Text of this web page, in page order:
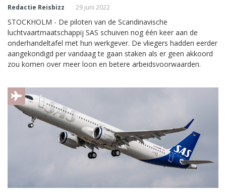
Redactie Reisbizz 29 juni 2022
STOCKHOLM - De piloten van de Scandinavische
luchtvaartmaatschappij SAS schuiven nog één keer aan de
onderhandeltafel met hun werkgever. De vliegers hadden eerder
aangekondigd per vandaag te gaan staken als er geen akkoord
zou komen over meer loon en betere arbeidsvoorwaarden.